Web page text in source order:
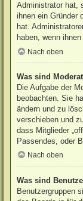
Administrator hat,
ihnen ein Gründer
hat.
haben, wenn
Nach oben
Was sind
Die Aufgabe der
beobachten. Sie
ändern und zu
verschieben und
dass Mitglieder
Passendes, oder
Nach oben
Was sind
Benutzergruppen